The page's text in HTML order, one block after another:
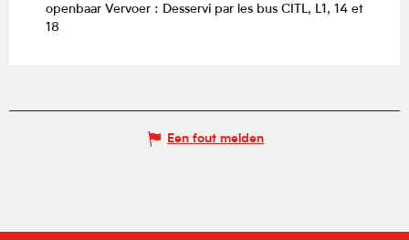
openbaar Vervoer : Desservi par les bus CITL, L1, 14 et
18
Een fout melden